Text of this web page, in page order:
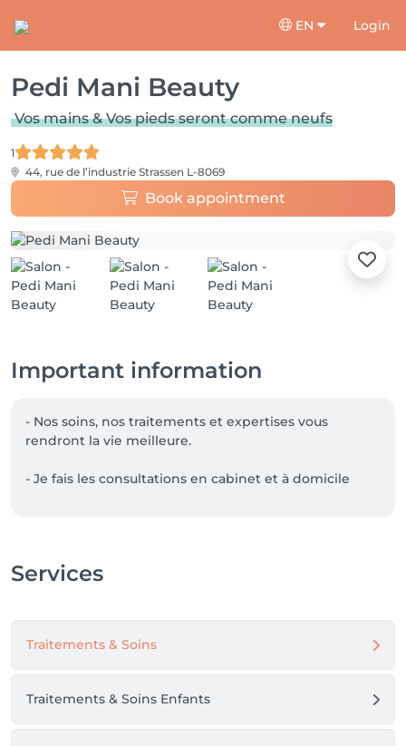
EN Login
Pedi Mani Beauty
Vos mains & Vos pieds seront comme neufs
1
44, rue de l’industrie Strassen L-8069
Book appointment
Important information
- Nos soins, nos traitements et expertises vous
rendront la vie meilleure.
- Je fais les consultations en cabinet et à domicile
- Pour les prestations à domicile, merci de me
Services
Traitements & Soins
Traitements & Soins Enfants